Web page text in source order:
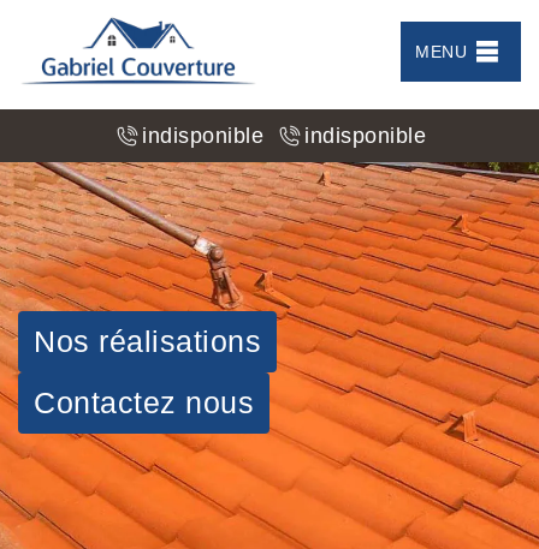
MENU
indisponible indisponible
Nos réalisations
Contactez nous